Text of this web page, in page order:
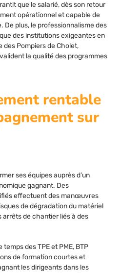
que le salarié, dès son retour
opérationnel et capable de
De plus, le professionnalisme des
des institutions exigeantes en
des Pompiers de Cholet,
la qualité des programmes
rentable
sur
ses équipes auprès d’un
gagnant. Des
effectuent des manœuvres
de dégradation du matériel
de chantier liés à des
des TPE et PME, BTP
de formation courtes et
les dirigeants dans les